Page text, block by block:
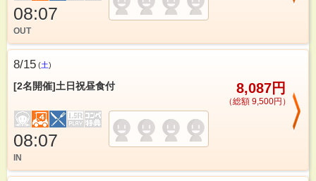
08:07
OUT
8/15 (土)
[2名開催]土日祝昼食付 8,087円
（総額 9,500円）
08:07
IN